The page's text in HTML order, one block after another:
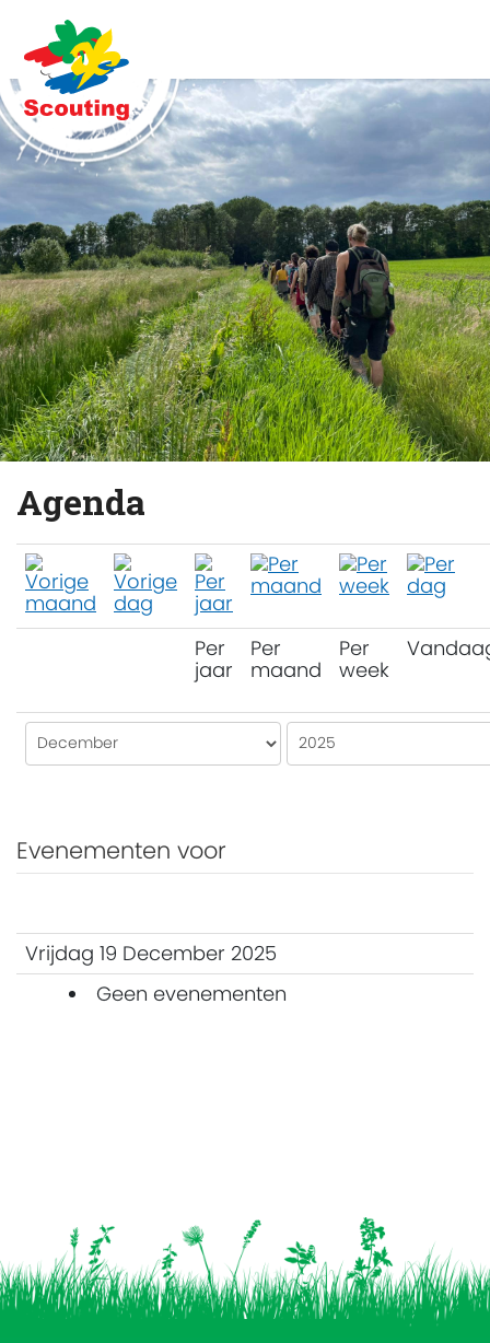
Agenda
Per
jaar
Per
maand
Per
week
Evenementen voor
Vrijdag 19 December 2025
Geen evenementen